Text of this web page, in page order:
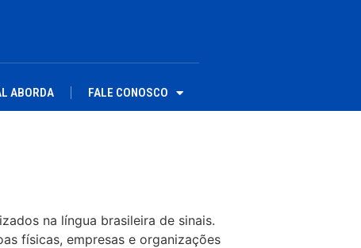
ABORDA FALE CONOSCO
na língua brasileira de sinais.
físicas, empresas e organizações